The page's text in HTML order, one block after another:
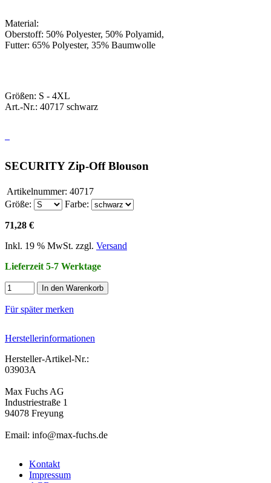
Material:
Oberstoff: 50% Polyester, 50% Polyamid,
Futter: 65% Polyester, 35% Baumwolle
Größen: S - 4XL
Art.-Nr.: 40717 schwarz
SECURITY Zip-Off Blouson
Artikelnummer: 40717
Größe:
Farbe:
71,28 €
Inkl. 19 % MwSt. zzgl. Versand
Lieferzeit 5-7 Werktage
In den Warenkorb
Für später merken
Herstellerinformationen
Hersteller-Artikel-Nr.:
03903A
Max Fuchs AG
Industriestraße 1
94078 Freyung
Email: info@max-fuchs.de
Kontakt
Impressum